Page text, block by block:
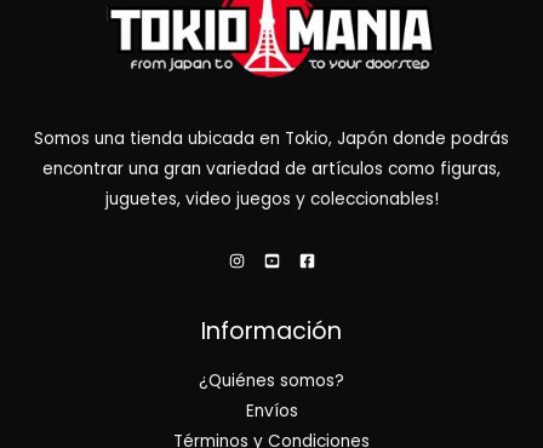
Somos una tienda ubicada en Tokio, Japón donde podrás
encontrar una gran variedad de artículos como figuras,
juguetes, video juegos y coleccionables!
Información
¿Quiénes somos?
Envíos
Términos y Condiciones